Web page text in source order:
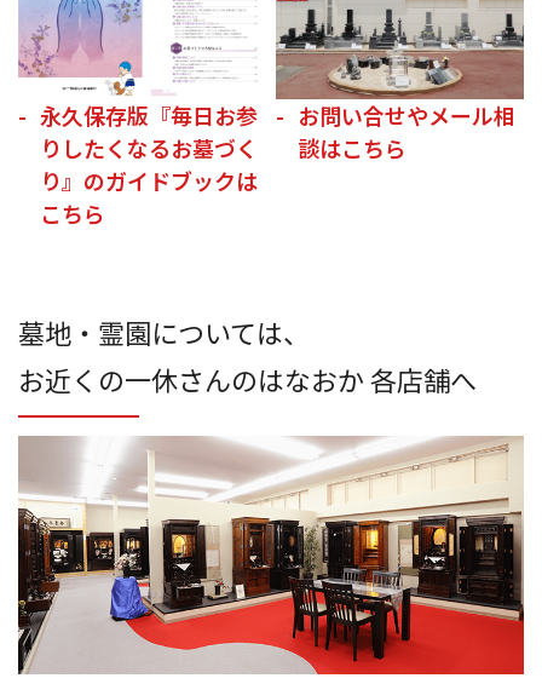
永久保存版『毎日お参
りしたくなるお墓づく
り』のガイドブックは
こちら
お問い合せやメール相
談はこちら
墓地・霊園については、
お近くの一休さんのはなおか 各店舗へ